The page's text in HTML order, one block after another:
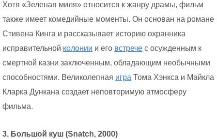
Хотя «Зеленая миля» относится к жанру драмы, фильм
также имеет комедийные моменты. Он основан на романе
Стивена Кинга и рассказывает историю охранника
исправительной колонии и его встрече с осужденным к
смертной казни заключенным, обладающим необычными
способностями. Великолепная игра Тома Хэнкса и Майкла
Кларка Дункана создает неповторимую атмосферу
фильма.
3. Большой куш (Snatch, 2000)